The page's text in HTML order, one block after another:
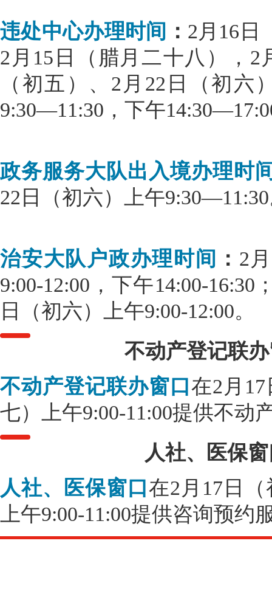
违处中心办理时间 ： 2月16日
2月15日（腊月二十八），2
（初五）、2月22日（初六
9:30—11:30，下午
政务服务大队出入境办理时
22日（初六）上午
治安大队户政办理时间 ： 2
9:00-12:00，下午14:00-
日（初六）上午9:00-12:00。
不动产登记联
不动产登记联办窗口 在2月
七）上午9:00-11:00提供不动
人社、医保
人社、医保窗口 在2月17日
上午9:00-11:00提供咨询预约